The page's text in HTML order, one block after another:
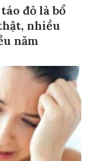
đỏ là bổ
nhiều
năm